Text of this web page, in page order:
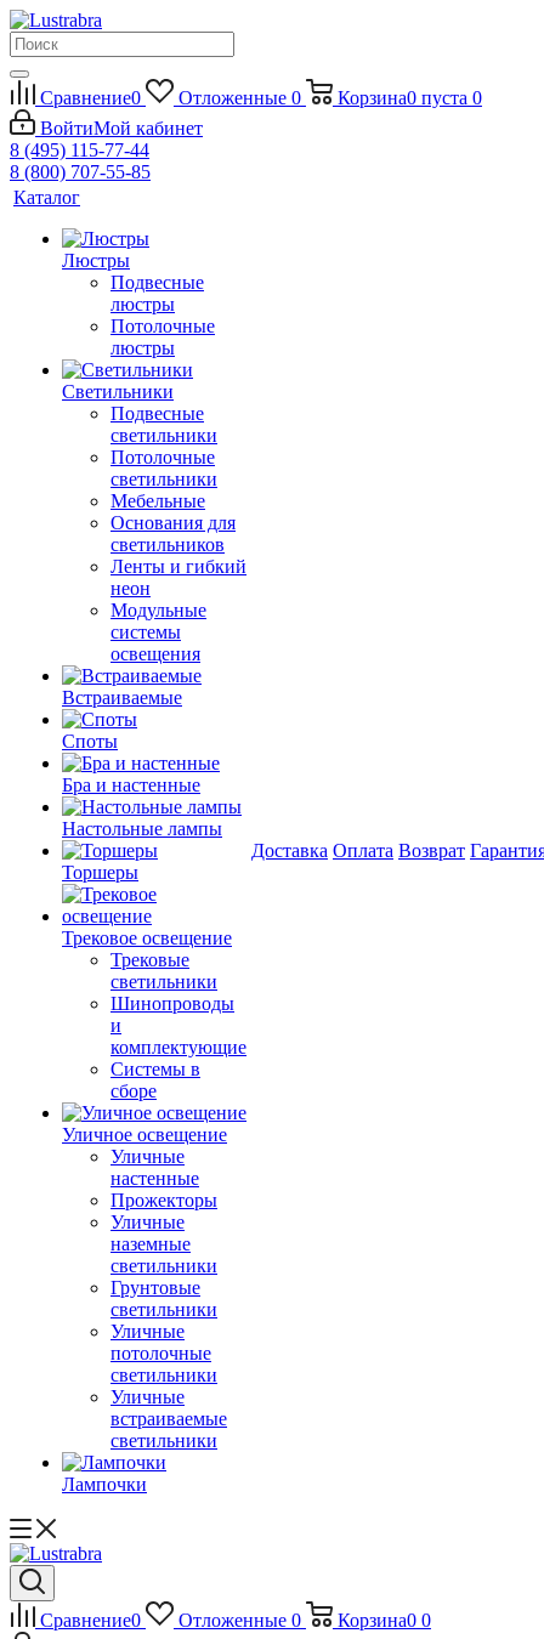
Сравнение0 Отложенные 0 Корзина0 пуста 0
ВойтиМой кабинет
8 (495) 115-77-44
8 (800) 707-55-85
Каталог
Люстры
Подвесные
люстры
Потолочные
люстры
Светильники
Подвесные
светильники
Потолочные
светильники
Мебельные
Основания для
светильников
Ленты и гибкий
неон
Модульные
системы
освещения
Встраиваемые
Споты
Бра и настенные
Настольные лампы
Торшеры
Трековое освещение
Трековые
светильники
Шинопроводы
и
комплектующие
Системы в
сборе
Уличное освещение
Уличные
настенные
Прожекторы
Уличные
наземные
светильники
Грунтовые
светильники
Уличные
потолочные
светильники
Уличные
встраиваемые
светильники
Лампочки
Доставка Оплата Возврат
Сравнение0 Отложенные 0 Корзина0 0